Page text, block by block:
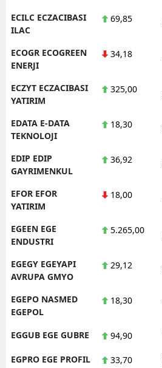
ECILC ECZACIBASI
ILAC
69,85
ECOGR ECOGREEN
ENERJI
34,18
ECZYT ECZACIBASI
YATIRIM
325,00
EDATA E-DATA
TEKNOLOJI
18,30
EDIP EDIP
GAYRIMENKUL
36,92
EFOR EFOR
YATIRIM
18,00
EGEEN EGE
ENDUSTRI
5.265,00
EGEGY EGEYAPI
AVRUPA GMYO
29,12
EGEPO NASMED
EGEPOL
18,30
EGGUB EGE GUBRE 94,90
EGPRO EGE PROFIL 33,70